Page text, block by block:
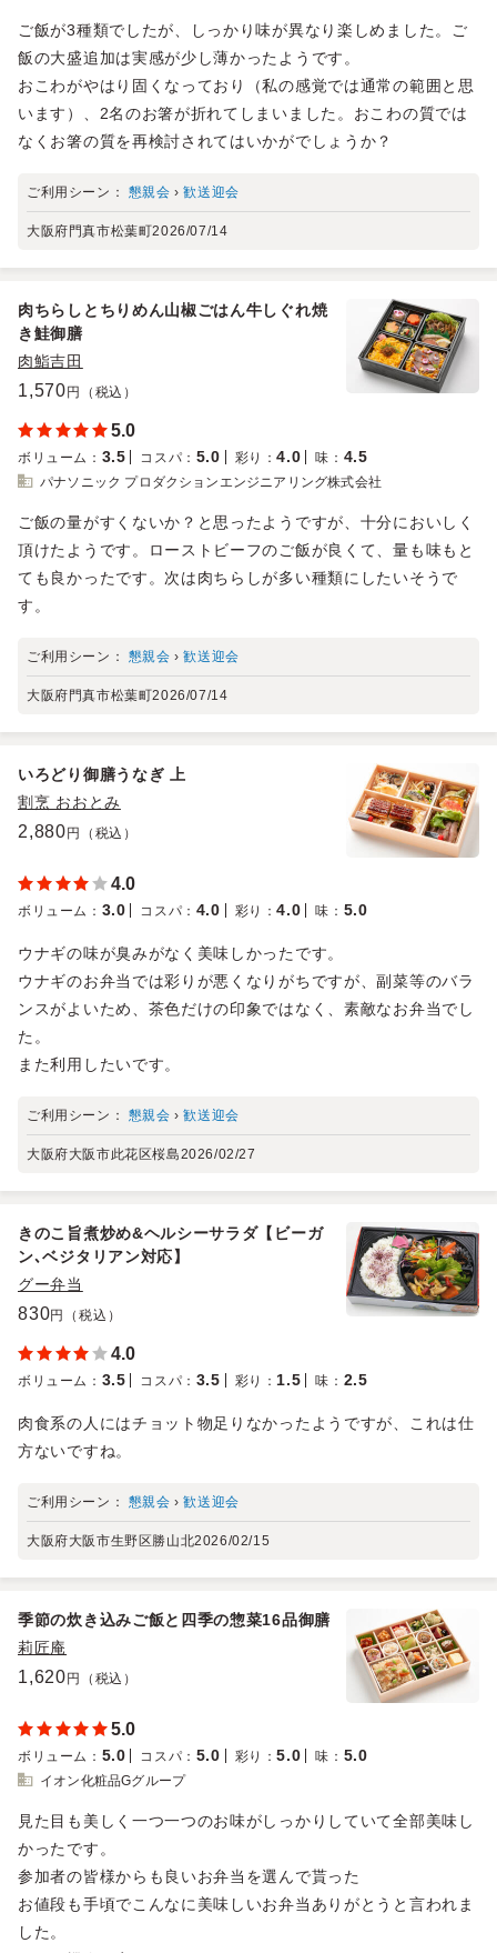
ご飯が3種類でしたが、しっかり味が異なり楽しめました。ご
飯の大盛追加は実感が少し薄かったようです。
おこわがやはり固くなっており（私の感覚では通常の範囲と思
います）、2名のお箸が折れてしまいました。おこわの質では
なくお箸の質を再検討されてはいかがでしょうか？
ご利用シーン： 懇親会 ›歓送迎会
大阪府門真市松葉町2026/07/14
肉ちらしとちりめん山椒ごはん牛しぐれ焼
き鮭御膳
肉鮨吉田
1,570 円（税込）
5.0
ボリューム ： 3.5 コスパ ： 5.0 彩り ：4.0 味 ： 4.5
パナソニック プロダクションエンジニアリング株式会社
ご飯の量がすくないか？と思ったようですが、十分においしく
頂けたようです。ローストビーフのご飯が良くて、量も味もと
ても良かったです。次は肉ちらしが多い種類にしたいそうで
す。
ご利用シーン： 懇親会 ›歓送迎会
大阪府門真市松葉町2026/07/14
いろどり御膳うなぎ 上
割烹 おおとみ
2,880 円（税込）
4.0
ボリューム ： 3.0 コスパ ： 4.0 彩り ：4.0 味 ： 5.0
ウナギの味が臭みがなく美味しかったです。
ウナギのお弁当では彩りが悪くなりがちですが、副菜等のバラ
ンスがよいため、茶色だけの印象ではなく、素敵なお弁当でし
た。
また利用したいです。
ご利用シーン： 懇親会 ›歓送迎会
大阪府大阪市此花区桜島2026/02/27
きのこ旨煮炒め&ヘルシーサラダ【ビーガ
ン､ベジタリアン対応】
グー弁当
830円（税込）
4.0
ボリューム ： 3.5 コスパ ： 3.5 彩り ：1.5 味 ： 2.5
肉食系の人にはチョット物足りなかったようですが、これは仕
方ないですね。
ご利用シーン： 懇親会 ›歓送迎会
大阪府大阪市生野区勝山北2026/02/15
季節の炊き込みご飯と四季の惣菜16品御膳
莉匠庵
1,620 円（税込）
5.0
ボリューム ： 5.0 コスパ ： 5.0 彩り ：5.0 味 ： 5.0
イオン化粧品Gグループ
見た目も美しく一つ一つのお味がしっかりしていて全部美味し
かったです。
参加者の皆様からも良いお弁当を選んで貰った
お値段も手頃でこんなに美味しいお弁当ありがとうと言われま
した。